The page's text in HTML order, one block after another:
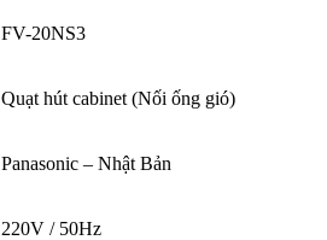
FV-20NS3
Quạt hút cabinet (Nối ống gió)
Panasonic – Nhật Bản
220V / 50Hz